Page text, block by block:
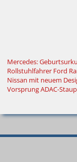
Mercedes:
Rollstuhlfahrer Ford
Nissan mit neuem
VorsprungADAC-